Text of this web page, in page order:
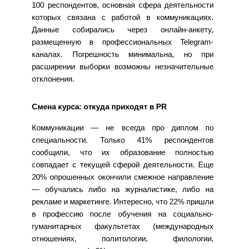
100 респондентов, основная сфера деятельности
которых связана с работой в коммуникациях.
Данные собирались через онлайн-анкету,
размещенную в профессиональных Telegram-
каналах. Погрешность минимальна, но при
расширении выборки возможны незначительные
отклонения.
Смена курса: откуда приходят в PR
Коммуникации — не всегда про диплом по
специальности. Только 41% респондентов
сообщили, что их образование полностью
совпадает с текущей сферой деятельности. Еще
20% опрошенных окончили смежное направление
— обучались либо на журналистике, либо на
рекламе и маркетинге. Интересно, что 22% пришли
в профессию после обучения на социально-
гуманитарных факультетах (международных
отношениях, политологии, филологии,